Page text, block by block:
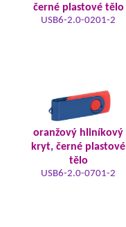
černé plastové tělo
USB6-2.0-0201-2
oranžový hliníkový
kryt, černé plastové
tělo
USB6-2.0-0701-2